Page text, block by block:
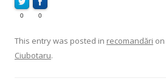
0 0
This entry was posted in recomandări on
Ciubotaru.